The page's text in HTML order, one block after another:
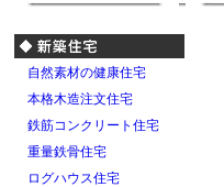
自然素材の健康住宅
本格木造注文住宅
鉄筋コンクリート住宅
重量鉄骨住宅
ログハウス住宅